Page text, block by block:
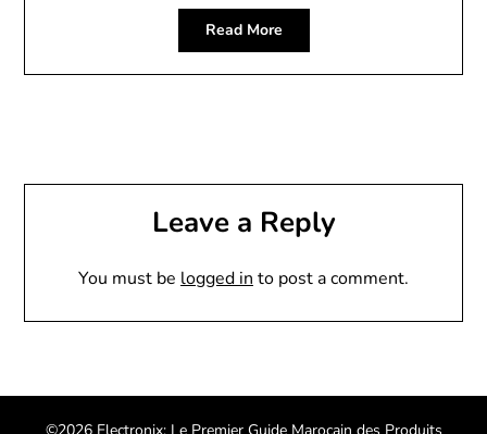
Read More
Leave a Reply
You must be logged in to post a comment.
©2026 Electronix: Le Premier Guide Marocain des Produits